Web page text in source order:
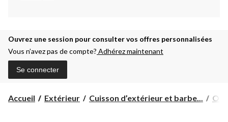
Ouvrez une session pour consulter vos offres personnalisées
Vous n’avez pas de compte? Adhérez maintenant
Se connecter
Accueil Extérieur Cuisson d’extérieur et barbe...